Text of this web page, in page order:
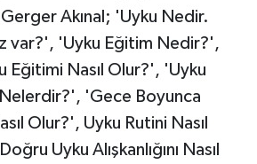
Gerger Akınal; 'Uyku Nedir.
var?', 'Uyku Eğitim Nedir?',
Eğitimi Nasıl Olur?', 'Uyku
'Gece Boyunca
Olur?', Uyku Rutini Nasıl
Uyku Alışkanlığını Nasıl